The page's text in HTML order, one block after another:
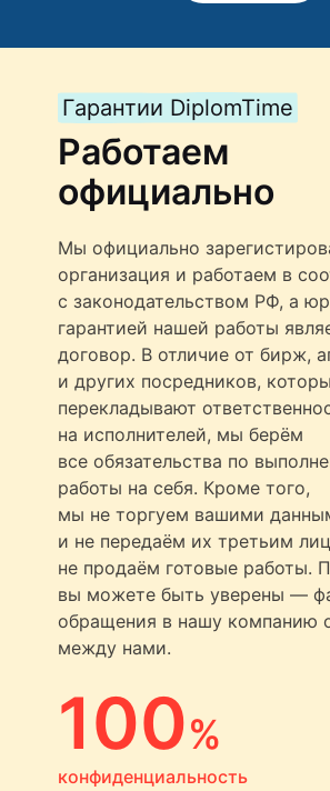
Гарантии DiplomTime
Работаем
официально
Мы официально
организация и работаем в
с законодательством РФ, а
гарантией нашей работы
договор. В отличие от бирж,
и других посредников,
перекладывают
на исполнителей, мы берём
все обязательства по
работы на себя. Кроме того,
мы не торгуем вашими
и не передаём их третьим
не продаём готовые работы.
вы можете быть уверены —
обращения в нашу компанию
между нами.
100%
конфиденциальность